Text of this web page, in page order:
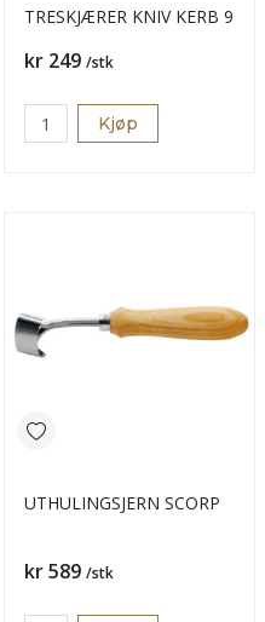
TRESKJÆRER KNIV KERB 9
Pris
kr 249 /stk
Kjøp
UTHULINGSJERN SCORP
Pris
kr 589 /stk